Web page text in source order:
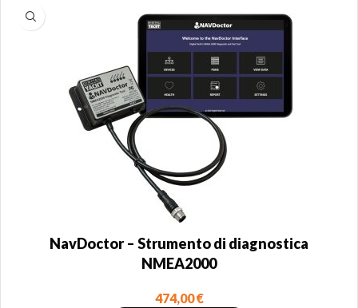
NavDoctor – Strumento di diagnostica
NMEA2000
474,00€